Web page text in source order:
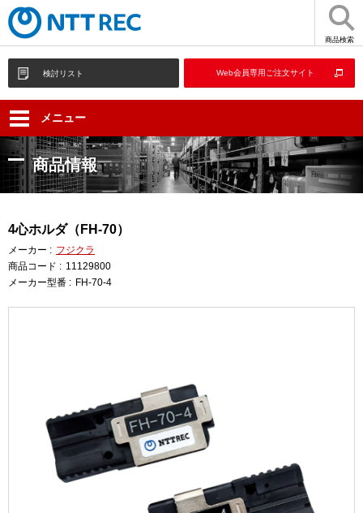
商品検索
検討リスト Web会員専用ご注文サイト
メニュー
商品情報
4心ホルダ（FH-70）
メーカー : フジクラ
商品コード : 11129800
メーカー型番 : FH-70-4